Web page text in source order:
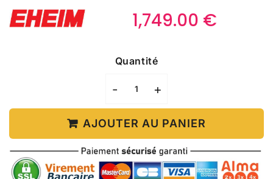
1,749.00 €
Quantité
- +
AJOUTER AU PANIER